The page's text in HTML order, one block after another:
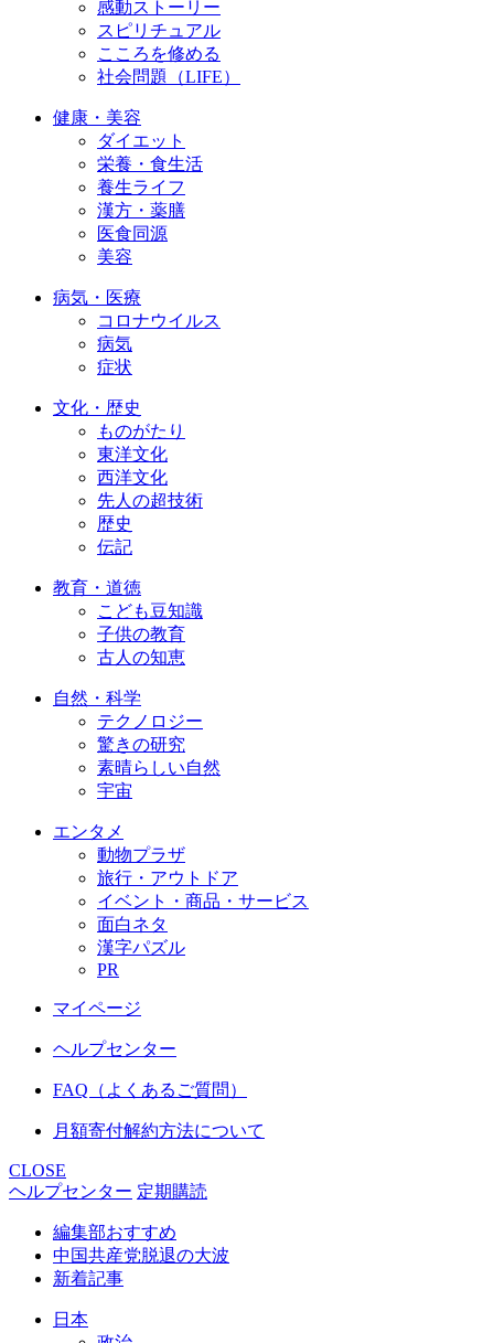
感動ストーリー
スピリチュアル
こころを修める
社会問題（LIFE）
健康・美容
ダイエット
栄養・食生活
養生ライフ
漢方・薬膳
医食同源
美容
病気・医療
コロナウイルス
病気
症状
文化・歴史
ものがたり
東洋文化
西洋文化
先人の超技術
歴史
伝記
教育・道徳
こども豆知識
子供の教育
古人の知恵
自然・科学
テクノロジー
驚きの研究
素晴らしい自然
宇宙
エンタメ
動物プラザ
旅行・アウトドア
イベント・商品・サービス
面白ネタ
漢字パズル
PR
マイページ
ヘルプセンター
FAQ（よくあるご質問）
月額寄付解約方法について
CLOSE
ヘルプセンター 定期購読
編集部おすすめ
中国共産党脱退の大波
新着記事
日本